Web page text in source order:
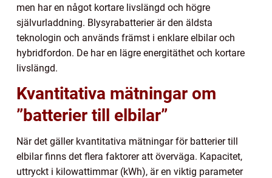
men har en något kortare livslängd och högre
självurladdning. Blysyrabatterier är den äldsta
teknologin och används främst i enklare elbilar och
hybridfordon. De har en lägre energitäthet och kortare
livslängd.
Kvantitativa mätningar om
”batterier till elbilar”
När det gäller kvantitativa mätningar för batterier till
elbilar finns det flera faktorer att överväga. Kapacitet,
uttryckt i kilowattimmar (kWh), är en viktig parameter